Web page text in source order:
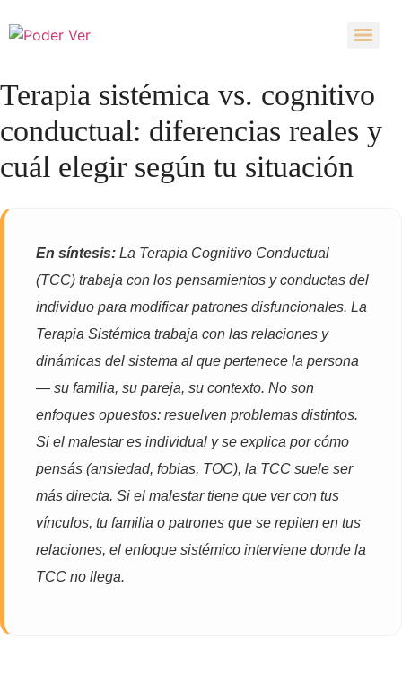
Terapia sistémica vs. cognitivo
conductual: diferencias reales y
cuál elegir según tu situación
En síntesis: La Terapia Cognitivo Conductual
(TCC) trabaja con los pensamientos y conductas del
individuo para modificar patrones disfuncionales. La
Terapia Sistémica trabaja con las relaciones y
dinámicas del sistema al que pertenece la persona
— su familia, su pareja, su contexto. No son
enfoques opuestos: resuelven problemas distintos.
Si el malestar es individual y se explica por cómo
pensás (ansiedad, fobias, TOC), la TCC suele ser
más directa. Si el malestar tiene que ver con tus
vínculos, tu familia o patrones que se repiten en tus
relaciones, el enfoque sistémico interviene donde la
TCC no llega.